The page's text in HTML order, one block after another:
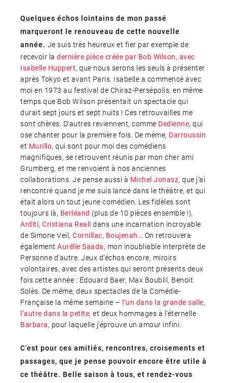
Quelques échos lointains de mon passé
marqueront le renouveau de cette nouvelle
année. Je suis très heureux et fier par exemple de
recevoir la dernière pièce créée par Bob Wilson, avec
Isabelle Huppert, que nous serons les seuls à présenter
après Tokyo et avant Paris. Isabelle a commencé avec
moi en 1973 au festival de Chiraz-Persépolis, en même
temps que Bob Wilson présentait un spectacle qui
durait sept jours et sept nuits ! Ces retrouvailles me
sont chères. D’autres reviennent, comme Dedienne, qui
ose chanter pour la première fois. De même, Darroussin
et Murillo, qui sont pour moi des comédiens
magnifiques, se retrouvent réunis par mon cher ami
Grumberg, et me renvoient à nos anciennes
collaborations. Je pense aussi à Michel Jonasz, que j’ai
rencontré quand je me suis lancé dans le théâtre, et qui
était alors un tout jeune comédien. Les fidèles sont
toujours là, Berléand (plus de 10 pièces ensemble !),
Arditi, Cristiana Reali dans une incarnation incroyable
de Simone Veil, Cornillac, Boujenah... On retrouvera
également Aurélie Saada, mon inoubliable interprète de
Personne d’autre. Jeux d’échos encore, miroirs
volontaires, avec des artistes qui seront présents deux
fois cette année : Édouard Baer, Max Boublil, Benoit
Solès. De même, deux spectacles de la Comédie-
Française la même semaine – l’un dans la grande salle,
l’autre dans la petite, et deux hommages à l’éternelle
Barbara, pour laquelle j’éprouve un amour infini.
C’est pour ces amitiés, rencontres, croisements et
passages, que je pense pouvoir encore être utile à
ce théâtre. Belle saison à tous, et rendez-vous